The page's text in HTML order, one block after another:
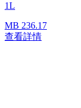
1L
MB 236.17
查看詳情